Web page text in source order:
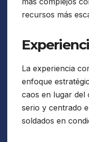
recursos más
La experiencia
enfoque
caos en lugar del
serio y centrado
soldados en